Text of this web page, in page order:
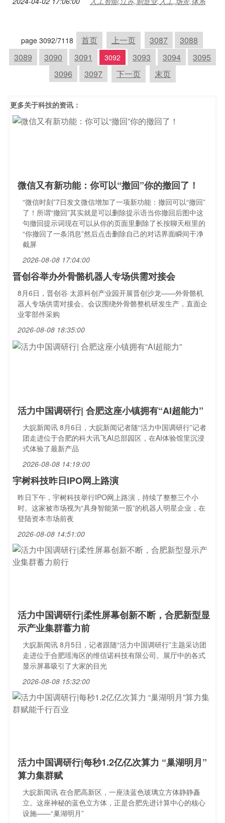
page 3092/7118 首页 上一页 3087
3088
3089
3090 3091 3092 3093 3094
3095
3096
3097 下一页 末页
更多关于科技的资讯：
微信又有新功能：你可以“撤回”你的撤回了！
“微信时刻”7日发文微信增加了一项新功能：撤回可以“撤回”
了！所谓“撤回”其实就是可以删除提示语当你撤回后图中这
句撤回提示词现在可以从你的页面里删除了长按聊天框里的
“你撤回了一条消息”然后点击删除自己的对话界面瞬间干净
截屏
2026-08-08 17:04:00
晋创谷举办外骨骼机器人专场供需对接会
8月6日，晋创谷·太原科创产业园开展晋创沙龙——外骨骼机
器人专场供需对接会。会议围绕外骨骼整机研发生产，直面企
业零部件采购
2026-08-08 18:35:00
活力中国调研行| 合肥这座小镇拥有“AI超能力”
大皖新闻讯 8月6日，大皖新闻记者随“活力中国调研行”记者
团走进位于合肥的科大讯飞AI总部园区，在AI体验馆里沉浸
式体验了最新产品
2026-08-08 14:19:00
宇树科技昨日IPO网上路演
昨日下午，宇树科技举行IPO网上路演，持续了整整三个小
时。这家被市场视为“具身智能第一股”的机器人明星企业，在
登陆资本市场前夜
2026-08-08 14:51:00
活力中国调研行|柔性屏幕创新不断，合肥新型显
示产业集群蓄力前
大皖新闻讯 8月5日，记者跟随“活力中国调研行”主题采访团
走进位于合肥瑶海区的维信诺科技有限公司。展厅中的各式
显示屏幕吸引了大家的目光
2026-08-08 15:32:00
活力中国调研行|每秒1.2亿亿次算力 “巢湖明月”
算力集群赋
大皖新闻讯 在合肥高新区，一座淡蓝色玻璃立方体静静矗
立。这座神秘的蓝色立方体，正是合肥先进计算中心的核心
设施——“巢湖明月”